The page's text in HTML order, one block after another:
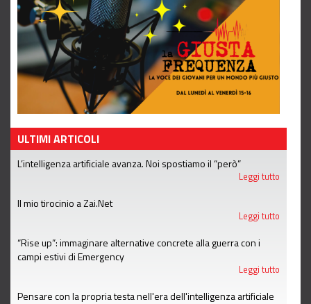
ULTIMI ARTICOLI
L’intelligenza artificiale avanza. Noi spostiamo il “però”
Leggi tutto
Il mio tirocinio a Zai.Net
Leggi tutto
“Rise up”: immaginare alternative concrete alla guerra con i
campi estivi di Emergency
Leggi tutto
Pensare con la propria testa nell'era dell'intelligenza artificiale